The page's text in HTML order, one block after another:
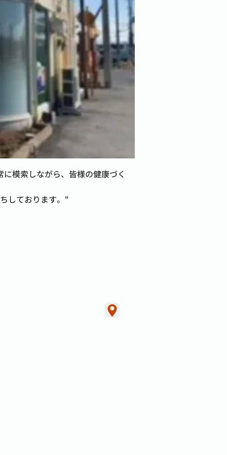
模索しながら、皆様の健康づく
しております。"